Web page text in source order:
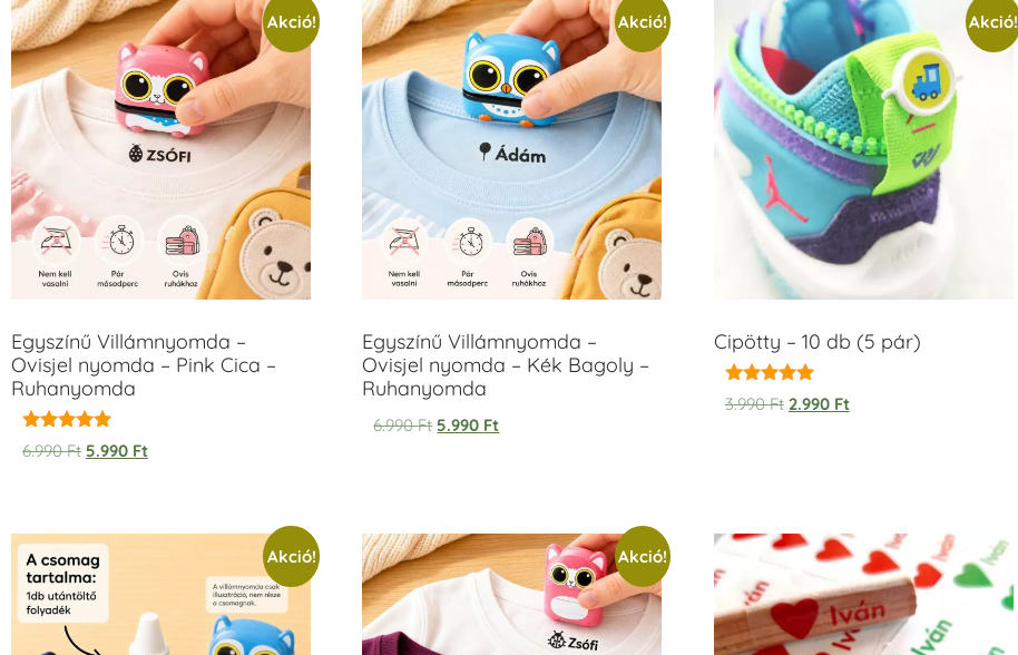
Akció!
Egyszínű Villámnyomda –
Ovisjel nyomda – Pink Cica –
Ruhanyomda
Értékelés:
5.00
6.990Ft 5.990 Ft
Akció!
Egyszínű Villámnyomda –
Ovisjel nyomda – Kék Bagoly –
Ruhanyomda
6.990Ft 5.990 Ft
Akció!
Cipötty – 10 db (5 pár)
Értékelés:
5.00
3.990Ft 2.990 Ft
Akció! Akció!